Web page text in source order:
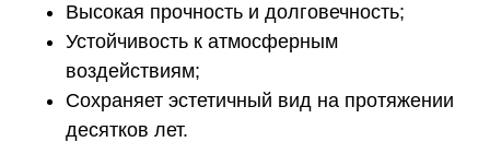
Высокая прочность и долговечность;
Устойчивость к атмосферным
воздействиям;
Сохраняет эстетичный вид на протяжении
десятков лет.